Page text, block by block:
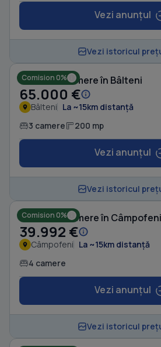
Vezi anunțul
Vezi istoricul
Comision 0%
Casă cu 3 camere în Bâlteni
65.000 €
Bâlteni La ~15km distanță
3 camere 200 mp
Vezi anunțul
Vezi istoricul
Comision 0%
Casă cu 4 camere în Câmpofeni
39.992 €
Câmpofeni La ~15km distanță
4 camere
Vezi anunțul
Vezi istoricul